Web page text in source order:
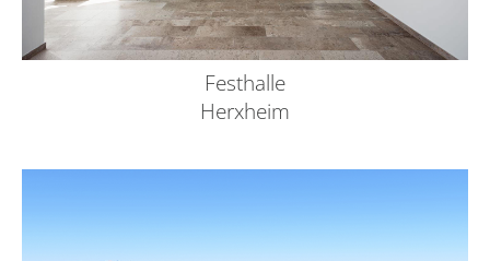
Festhalle
Herxheim